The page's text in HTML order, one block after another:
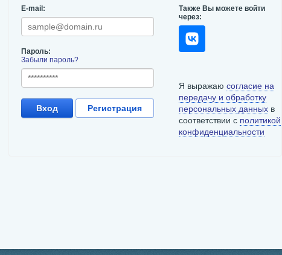
E-mail:
Пароль:
Забыли пароль?
Регистрация
Вход
Также Вы можете войти
через:
Я выражаюсогласие на
передачу и обработку
персональных данных в
соответствии с политикой
конфиденциальности